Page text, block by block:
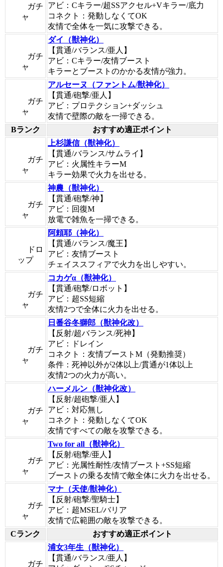
ガチ
ャ
アビ：Cキラー/超SSアクセル+Vキラー/底力
コネクト：発動しなくてOK
友情で全体を一気に攻撃できる。
ガチ
ャ
ダイ（獣神化）
【貫通/バランス/亜人】
アビ：Cキラー/友情ブースト
キラーとブーストのかかる友情が強力。
ガチ
ャ
アルセーヌ（ファントム/獣神化）
【貫通/砲撃/亜人】
アビ：プロテクション+ダッシュ
友情で壁際の敵を一掃できる。
Bランク
おすすめ適正ポイント
ガチ
ャ
上杉謙信（獣神化）
【貫通/バランス/サムライ】
アビ：火属性キラーM
キラー効果で火力を出せる。
ガチ
ャ
神農（獣神化）
【貫通/砲撃/神】
アビ：回復M
放電で雑魚を一掃できる。
ドロ
ップ
阿頼耶（神化）
【貫通/バランス/魔王】
アビ：友情ブースト
チェイススフィアで火力を出しやすい。
ガチ
ャ
コカゲα（獣神化）
【貫通/砲撃/ロボット】
アビ：超SS短縮
友情2つで全体に火力を出せる。
ガチ
ャ
日番谷冬獅郎（獣神化改）
【反射/超バランス/死神】
アビ：ドレイン
コネクト：友情ブーストM（発動推奨）
条件：死神以外が2体以上/貫通が1体以上
友情2つの火力が高い。
ガチ
ャ
ハーメルン（獣神化改）
【反射/超砲撃/亜人】
アビ：対応無し
コネクト：発動しなくてOK
友情ですべての敵を攻撃できる。
ガチ
ャ
Two for all（獣神化）
【反射/砲撃/亜人】
アビ：光属性耐性/友情ブースト+SS短縮
ブーストの乗る友情で敵全体に火力を出せる。
ガチ
ャ
マナ（天使/獣神化）
【反射/砲撃/聖騎士】
アビ：超MSEL/バリア
友情で広範囲の敵を攻撃できる。
Cランク
おすすめ適正ポイント
ガチ
浦女3年生（獣神化）
【貫通/バランス/亜人】